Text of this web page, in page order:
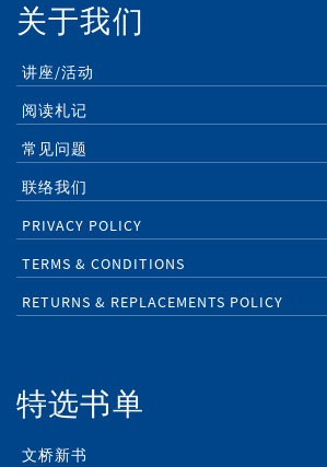
关于我们
讲座/活动
阅读札记
常见问题
联络我们
PRIVACY POLICY
TERMS & CONDITIONS
RETURNS & REPLACEMENTS POLICY
特选书单
文桥新书